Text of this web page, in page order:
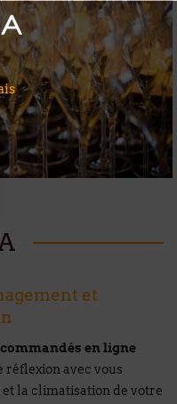
et
commandés en ligne
réflexion avec vous
la climatisation de votre